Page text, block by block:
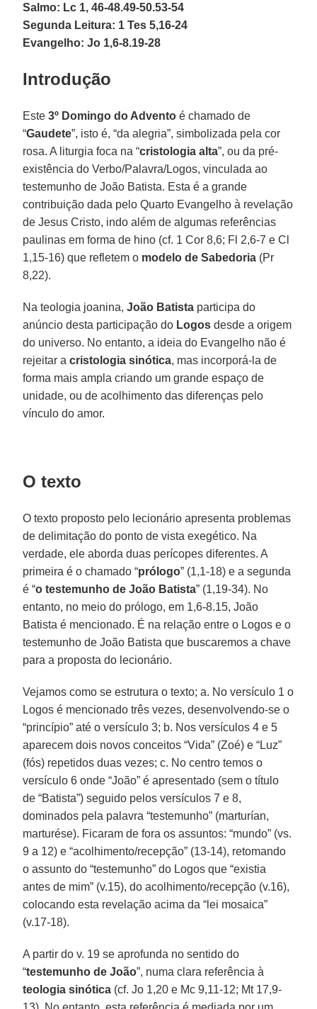
Salmo: Lc 1, 46-48.49-50.53-54
Segunda Leitura: 1 Tes 5,16-24
Evangelho: Jo 1,6-8.19-28
Introdução
Este3º Domingo do Advento é chamado de
“Gaudete”, isto é, “da alegria”, simbolizada pela cor
rosa. A liturgia foca na “cristologia alta”, ou da pré-
existência do Verbo/Palavra/Logos, vinculada ao
testemunho de João Batista. Esta é a grande
contribuição dada pelo Quarto Evangelho à revelação
de Jesus Cristo, indo além de algumas referências
paulinas em forma de hino (cf. 1 Cor 8,6; Fl 2,6-7 e Cl
1,15-16) que refletem o modelo de Sabedoria (Pr
8,22).
Na teologia joanina,João Batista participa do
anúncio desta participação do Logos desde a origem
do universo. No entanto, a ideia do Evangelho não é
rejeitar a cristologia sinótica, mas incorporá-la de
forma mais ampla criando um grande espaço de
unidade, ou de acolhimento das diferenças pelo
vínculo do amor.
O texto
O texto proposto pelo lecionário apresenta problemas
de delimitação do ponto de vista exegético. Na
verdade, ele aborda duas perícopes diferentes. A
primeira é o chamado “prólogo” (1,1-18) e a segunda
é “o testemunho de João Batista” (1,19-34). No
entanto, no meio do prólogo, em 1,6-8.15, João
Batista é mencionado. É na relação entre o Logos e o
testemunho de João Batista que buscaremos a chave
para a proposta do lecionário.
Vejamos como se estrutura o texto; a. No versículo 1 o
Logos é mencionado três vezes, desenvolvendo-se o
“princípio” até o versículo 3; b. Nos versículos 4 e 5
aparecem dois novos conceitos “Vida” (Zoé) e “Luz”
(fós) repetidos duas vezes; c. No centro temos o
versículo 6 onde “João” é apresentado (sem o título
de “Batista”) seguido pelos versículos 7 e 8,
dominados pela palavra “testemunho” (marturían,
marturése). Ficaram de fora os assuntos: “mundo” (vs.
9 a 12) e “acolhimento/recepção” (13-14), retomando
o assunto do “testemunho” do Logos que “existia
antes de mim” (v.15), do acolhimento/recepção (v.16),
colocando esta revelação acima da “lei mosaica”
(v.17-18).
A partir do v. 19 se aprofunda no sentido do
“testemunho de João”, numa clara referência à
teologia sinótica (cf. Jo 1,20 e Mc 9,11-12; Mt 17,9-